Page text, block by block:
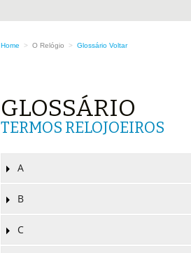
Home > O Relógio > Glossário Voltar
GLOSSÁRIO
TERMOS RELOJOEIROS
A
B
C